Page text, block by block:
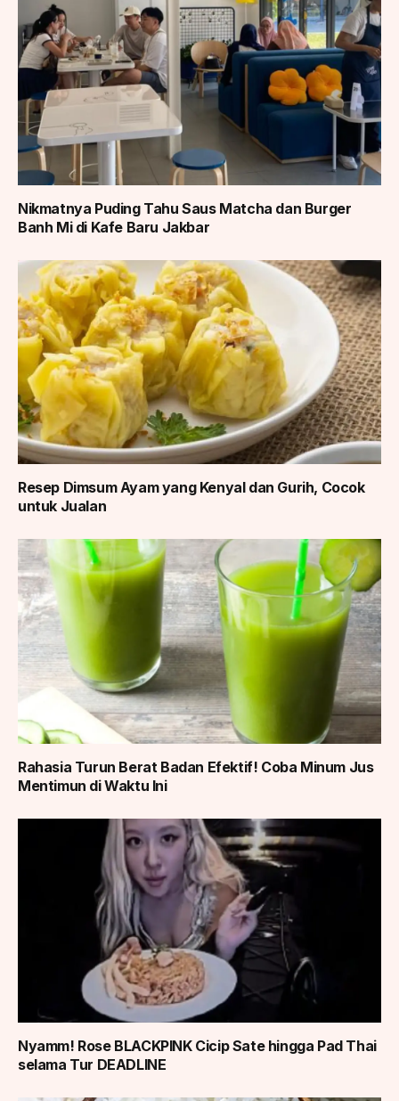
Nikmatnya Puding Tahu Saus Matcha dan Burger
Banh Mi di Kafe Baru Jakbar
Resep Dimsum Ayam yang Kenyal dan Gurih, Cocok
untuk Jualan
Rahasia Turun Berat Badan Efektif! Coba Minum Jus
Mentimun di Waktu Ini
Nyamm! Rose BLACKPINK Cicip Sate hingga Pad Thai
selama Tur DEADLINE